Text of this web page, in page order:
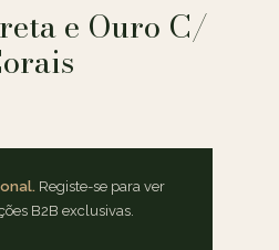
e Ouro C/
Registe-se para ver
B2B exclusivas.